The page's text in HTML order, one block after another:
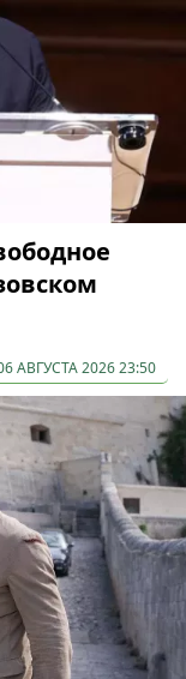
АВГУСТА 2026 23:50